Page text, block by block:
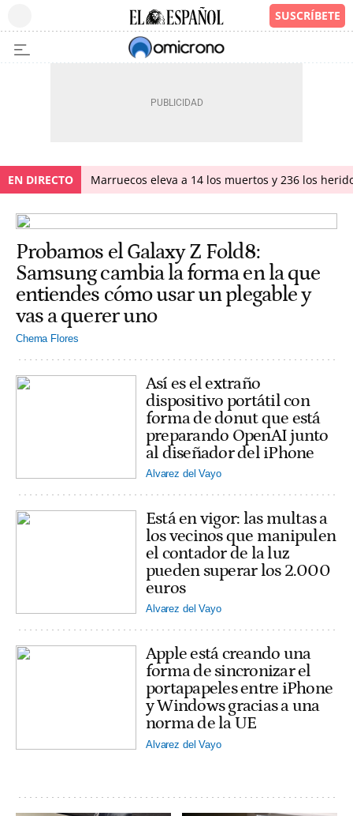
EN DIRECTO Marruecos eleva a 14 los muertos y 236 los
Probamos el Galaxy Z Fold8:
Samsung cambia la forma en la que
entiendes cómo usar un plegable y
vas a querer uno
Chema Flores
Así es el extraño
dispositivo portátil con
forma de donut que está
preparando OpenAI junto
al diseñador del iPhone
Alvarez del Vayo
Está en vigor: las multas a
los vecinos que manipulen
el contador de la luz
pueden superar los 2.000
euros
Alvarez del Vayo
Apple está creando una
forma de sincronizar el
portapapeles entre iPhone
y Windows gracias a una
norma de la UE
Alvarez del Vayo